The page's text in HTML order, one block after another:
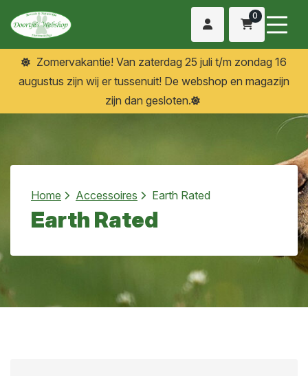
0
Zomervakantie! Van zaterdag 25 juli t/m zondag 16
augustus zijn wij er tussenuit! De webshop en magazijn
zijn dan gesloten.
Home Accessoires Earth Rated
Earth Rated